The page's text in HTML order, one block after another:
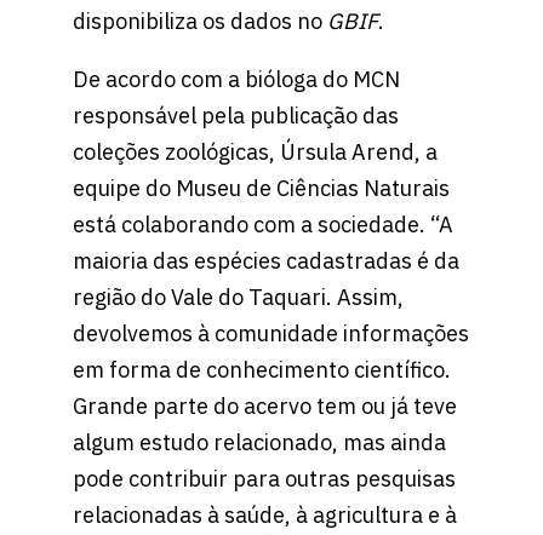
disponibiliza os dados no GBIF.
De acordo com a bióloga do MCN
responsável pela publicação das
coleções zoológicas, Úrsula Arend, a
equipe do Museu de Ciências Naturais
está colaborando com a sociedade. “A
maioria das espécies cadastradas é da
região do Vale do Taquari. Assim,
devolvemos à comunidade informações
em forma de conhecimento científico.
Grande parte do acervo tem ou já teve
algum estudo relacionado, mas ainda
pode contribuir para outras pesquisas
relacionadas à saúde, à agricultura e à